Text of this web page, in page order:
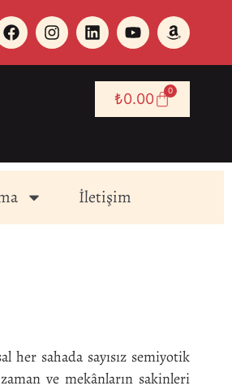
₺0.00 0
İletişim
her sahada sayısız semiyotik
ve mekânların sakinleri